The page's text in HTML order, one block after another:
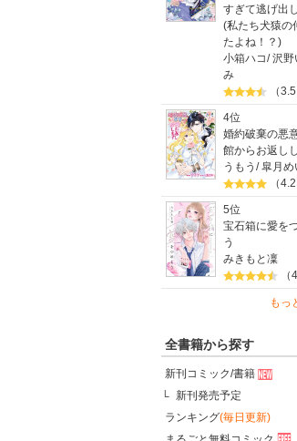
すぎて逃げ出
(私たち犬猿の
たよね！？)
小箱ハコ/沢野
み
（3.5
4位
婚約破棄の悪
館からお返し
うもう /皐月め
（4.2
5位
宝石箱に愛を
う
みきもと凜
（
もっ
全書籍から探す
新刊コミック/書籍
新刊発売予定
ランキング(毎日更新)